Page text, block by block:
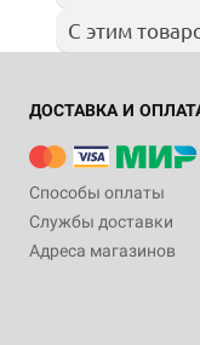
С этим
ДОСТАВКА И
Способы оплаты
Службы доставки
Адреса магазинов